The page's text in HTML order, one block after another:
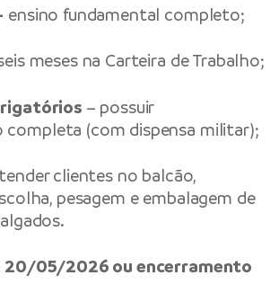
ensino fundamental completo;
meses na Carteira de Trabalho;
– possuir
completa (com dispensa militar);
clientes no balcão,
pesagem e embalagem de
20/05/2026 ou encerramento